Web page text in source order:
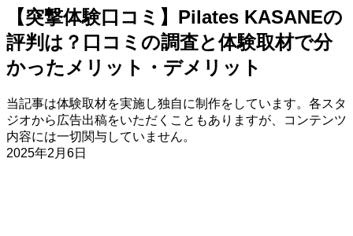
【突撃体験口コミ】Pilates KASANEの
評判は？口コミの調査と体験取材で分
かったメリット・デメリット
当記事は体験取材を実施し独自に制作をしています。各スタ
ジオから広告出稿をいただくこともありますが、コンテンツ
内容には一切関与していません。
2025年2月6日